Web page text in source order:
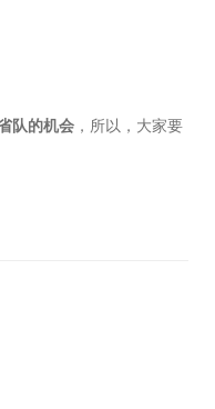
队的机会 ，所以，大家要